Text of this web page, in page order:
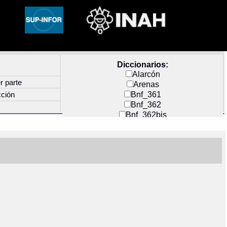
Diccionarios:
Alarcón
Arenas
Bnf_361
Bnf_362
Bnf_362bis
Docs_México
parte